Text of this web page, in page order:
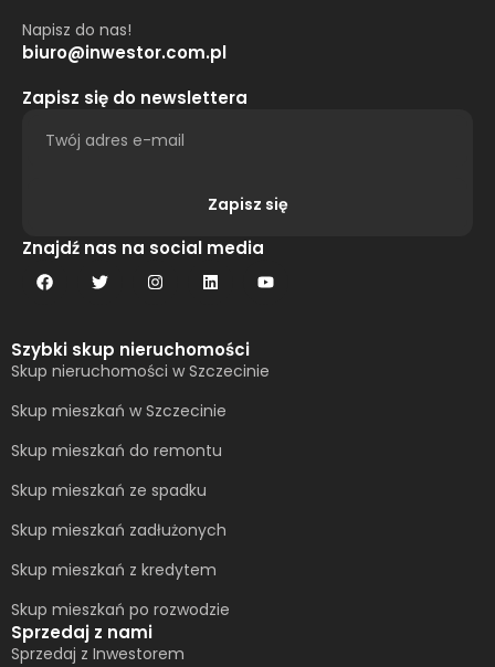
Napisz do nas!
biuro@inwestor.com.pl
Zapisz się do newslettera
Zapisz się
Alternative:
Znajdź nas na social media
Szybki skup nieruchomości
Skup nieruchomości w Szczecinie
Skup mieszkań w Szczecinie
Skup mieszkań do remontu
Skup mieszkań ze spadku
Skup mieszkań zadłużonych
Skup mieszkań z kredytem
Skup mieszkań po rozwodzie
Sprzedaj z nami
Sprzedaj z Inwestorem